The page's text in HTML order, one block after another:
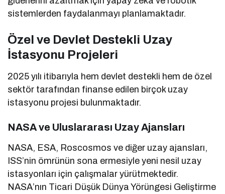
sistemlerden faydalanmayı planlamaktadır.
Özel ve Devlet Destekli Uzay
İstasyonu Projeleri
2025 yılı itibarıyla hem devlet destekli hem de özel
sektör tarafından finanse edilen birçok uzay
istasyonu projesi bulunmaktadır.
NASA ve Uluslararası Uzay Ajansları
NASA, ESA, Roscosmos ve diğer uzay ajansları,
ISS’nin ömrünün sona ermesiyle yeni nesil uzay
istasyonları için çalışmalar yürütmektedir.
NASA’nın Ticari Düşük Dünya Yörüngesi Geliştirme